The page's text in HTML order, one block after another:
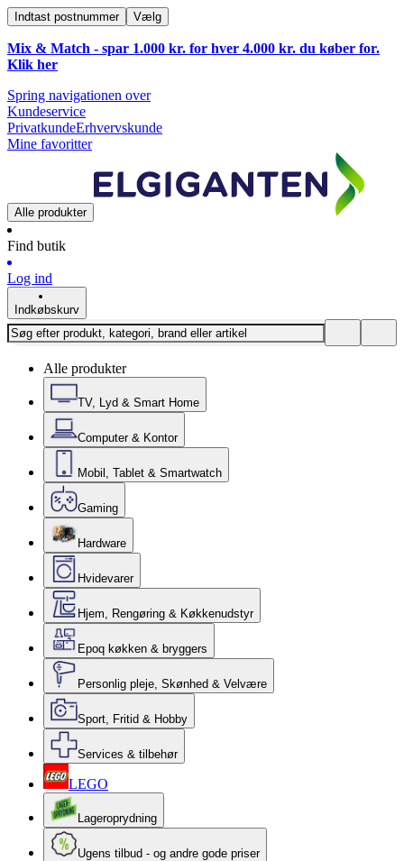
Indtast postnummer Vælg
Mix & Match - spar 1.000 kr. for hver 4.000 kr. du køber for.
Klik her
Spring navigationen over
Kundeservice
PrivatkundeErhvervskunde
Mine favoritter
Alle produkter
Find butik
Log ind
Indkøbskurv
Alle produkter
TV, Lyd & Smart Home
Computer & Kontor
Mobil, Tablet & Smartwatch
Gaming
Hardware
Hvidevarer
Hjem, Rengøring & Køkkenudstyr
Epoq køkken & bryggers
Personlig pleje, Skønhed & Velvære
Sport, Fritid & Hobby
Services & tilbehør
LEGO
Lageroprydning
Ugens tilbud - og andre gode priser